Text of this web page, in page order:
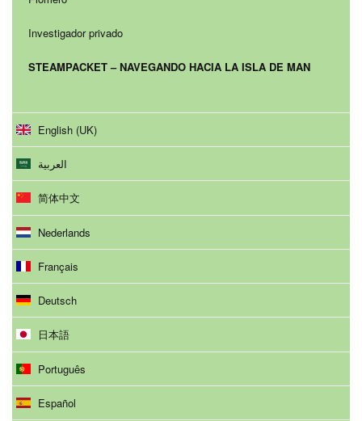
Investigador privado
STEAMPACKET – NAVEGANDO HACIA LA ISLA DE MAN
English (UK)
العربية
简体中文
Nederlands
Français
Deutsch
日本語
Português
Español